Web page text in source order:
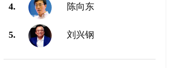
4. 陈向东
5. 刘兴钢